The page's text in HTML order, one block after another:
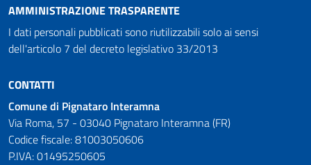
AMMINISTRAZIONE TRASPARENTE
I dati personali pubblicati sono riutilizzabili solo ai sensi
dell'articolo 7 del decreto legislativo 33/2013
CONTATTI
Comune di Pignataro Interamna
Via Roma, 57 - 03040 Pignataro Interamna (FR)
Codice fiscale: 81003050606
P.IVA: 01495250605